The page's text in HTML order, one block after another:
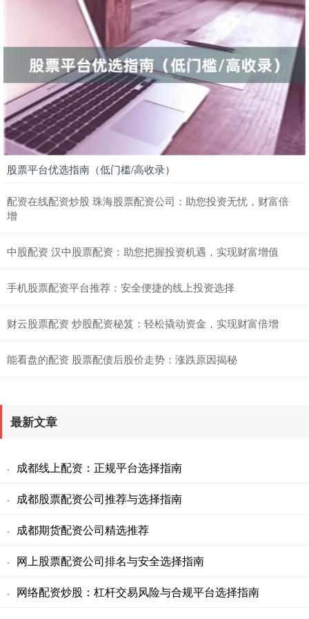
股票平台优选指南（低门槛/高收录）
配资在线配资炒股 珠海股票配资公司：助您投资无忧，财富倍
增
中股配资 汉中股票配资：助您把握投资机遇，实现财富增值
手机股票配资平台推荐：安全便捷的线上投资选择
财云股票配资 炒股配资秘笈：轻松撬动资金，实现财富倍增
能看盘的配资 股票配债后股价走势：涨跌原因揭秘
最新文章
· 成都线上配资：正规平台选择指南
· 成都股票配资公司推荐与选择指南
· 成都期货配资公司精选推荐
· 网上股票配资公司排名与安全选择指南
· 网络配资炒股：杠杆交易风险与合规平台选择指南